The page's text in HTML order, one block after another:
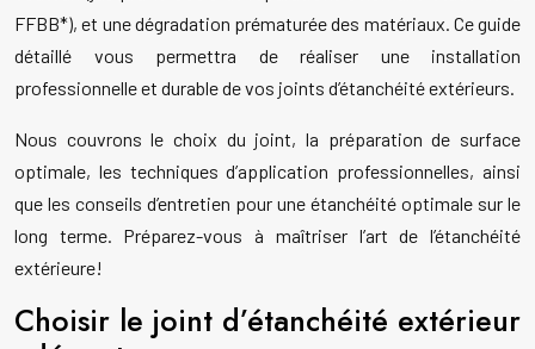
FFBB*), et une dégradation prématurée des matériaux. Ce guide
détaillé vous permettra de réaliser une installation
professionnelle et durable de vos joints d’étanchéité extérieurs.
Nous couvrons le choix du joint, la préparation de surface
optimale, les techniques d’application professionnelles, ainsi
que les conseils d’entretien pour une étanchéité optimale sur le
long terme. Préparez-vous à maîtriser l’art de l’étanchéité
extérieure!
Choisir le joint d’étanchéité extérieur